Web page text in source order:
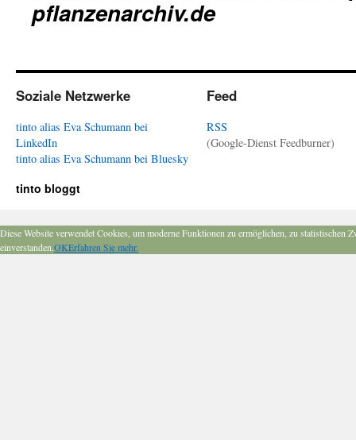
pflanzenarchiv.de
Soziale Netzwerke
tinto alias Eva Schumann bei
LinkedIn
tinto alias Eva Schumann bei Bluesky
Feed
RSS
(Google-Dienst Feedburner)
tinto bloggt
Diese Website verwendet Cookies, um moderne Funktionen zu ermöglichen, zu
einverstanden.OKErfahren Sie mehr.